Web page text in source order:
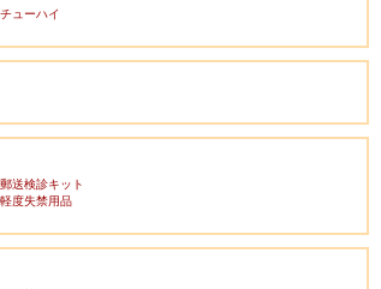
チューハイ
郵送検診キット
軽度失禁用品